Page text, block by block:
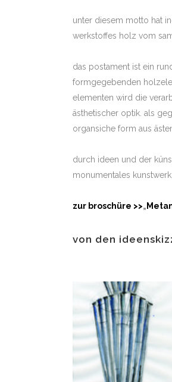
unter diesem motto hat
werkstoffes holz vom
das postament ist ein
formgegebenden
elementen wird die
ästhetischer optik. als
organsiche form aus
durch ideen und der
monumentales
zur broschüre >>„
von den